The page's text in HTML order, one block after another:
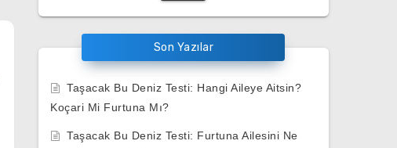
Son Yazılar
Taşacak Bu Deniz Testi: Hangi Aileye Aitsin?
Koçari Mi Furtuna Mı?
Taşacak Bu Deniz Testi: Furtuna Ailesini Ne